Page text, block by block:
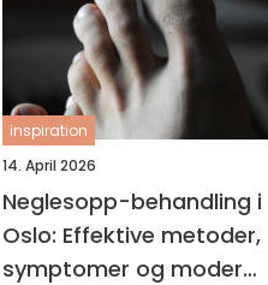
inspiration
14. April 2026
Neglesopp-behandling i
Oslo: Effektive metoder,
symptomer og moderne